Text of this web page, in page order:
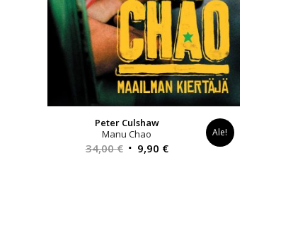
Peter Culshaw
Manu Chao
34,00€ Alkuperäinen
9,90 €Nykyinen
Ale!